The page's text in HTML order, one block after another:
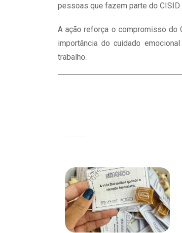
pessoas que fazem parte do CISID.
A ação reforça o compromisso do
importância do cuidado
trabalho.